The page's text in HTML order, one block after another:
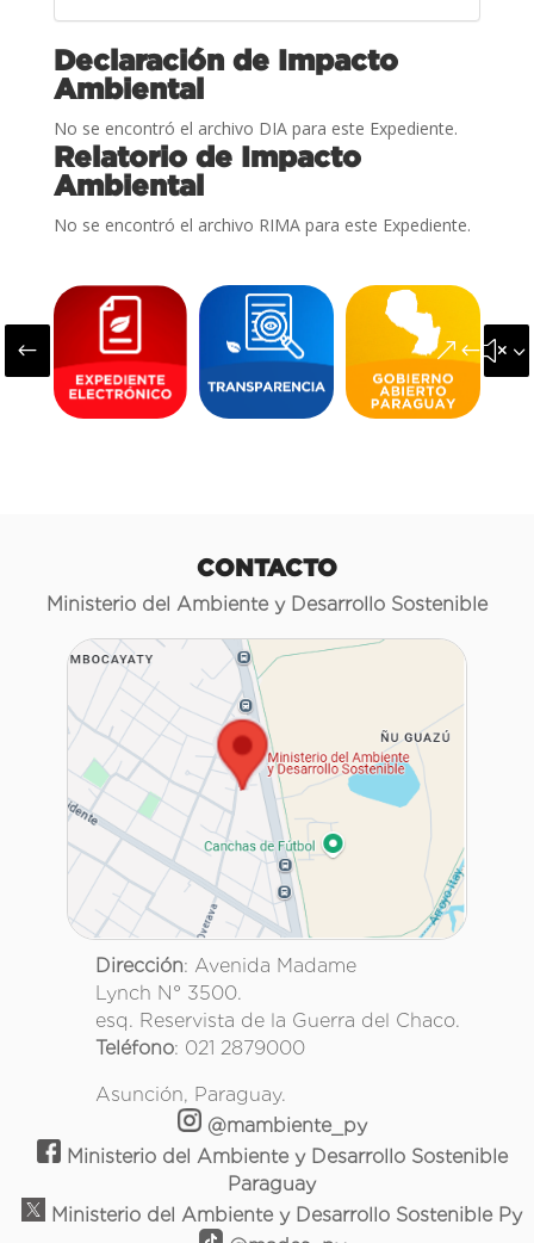
Declaración de Impacto
Ambiental
No se encontró el archivo DIA para este Expediente.
Relatorio de Impacto
Ambiental
No se encontró el archivo RIMA para este Expediente.
#
CONTACTO
Ministerio del Ambiente y Desarrollo Sostenible
Dirección: Avenida Madame
Lynch N° 3500.
esq. Reservista de la Guerra del Chaco.
Teléfono: 021 2879000
Asunción, Paraguay.
@mambiente_py
Ministerio del Ambiente y Desarrollo Sostenible
Paraguay
Ministerio del Ambiente y Desarrollo Sostenible Py